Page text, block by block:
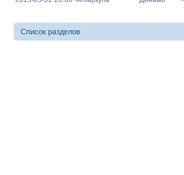
Список разделов